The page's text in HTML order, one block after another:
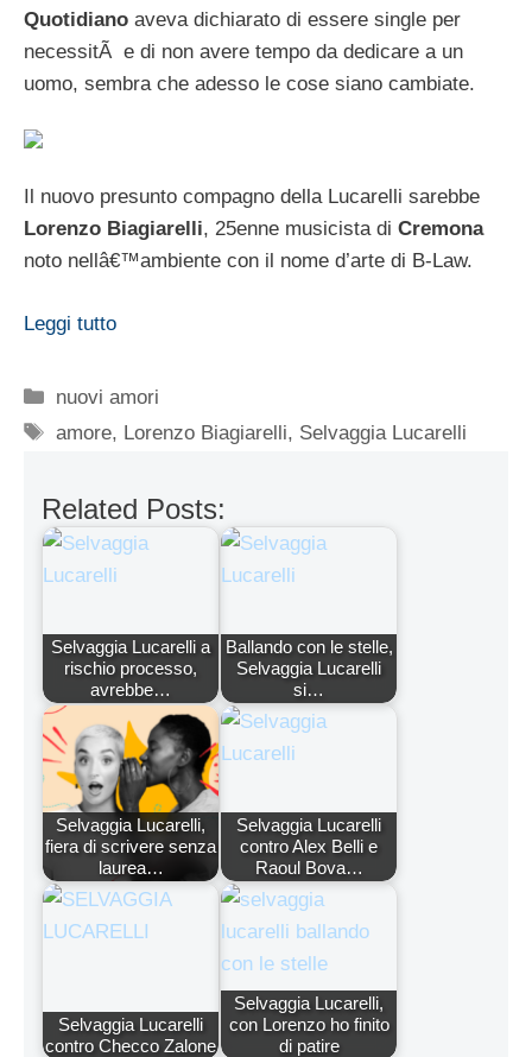
Quotidiano aveva dichiarato di essere single per
necessitÃ e di non avere tempo da dedicare a un
uomo, sembra che adesso le cose siano cambiate.
Il nuovo presunto compagno della Lucarelli sarebbe
Lorenzo Biagiarelli, 25enne musicista di Cremona
noto nellâ€™ambiente con il nome d’arte di B-Law.
Leggi tutto
Categorie
nuovi amori
Tag
amore, Lorenzo Biagiarelli, Selvaggia Lucarelli
Related Posts:
Selvaggia Lucarelli a
rischio processo,
avrebbe…
Ballando con le stelle,
Selvaggia Lucarelli
si…
Selvaggia Lucarelli,
fiera di scrivere senza
laurea…
Selvaggia Lucarelli
contro Alex Belli e
Raoul Bova…
Selvaggia Lucarelli
contro Checco Zalone
Selvaggia Lucarelli,
con Lorenzo ho finito
di patire